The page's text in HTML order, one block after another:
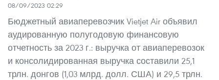
08/09/2023 02:29
Бюджетный авиаперевозчик Vietjet Air объявил
аудированную полугодовую финансовую
отчетность за 2023 г.: выручка от авиаперевозок
и консолидированная выручка составили 25,1
трлн. донгов (1,03 млрд. долл. США) и 29,5 трлн.